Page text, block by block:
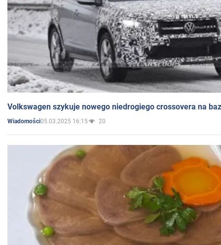
Volkswagen szykuje nowego niedrogiego crossovera na
Wiadomości05.03.2025 16:15 20